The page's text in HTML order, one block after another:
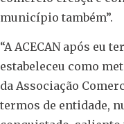
município também”.
“A ACECAN após eu
estabeleceu como
da Associação
termos de entidade,